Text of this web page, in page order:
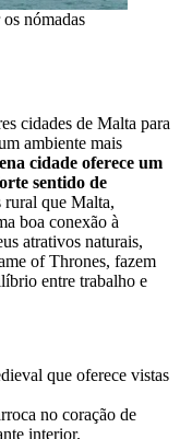
nómadas
cidades de Malta para
ambiente mais
cidade oferece um
sentido de
rural que Malta,
boa conexão à
atrativos naturais,
of Thrones, fazem
entre trabalho e
que oferece vistas
no coração de
interior.